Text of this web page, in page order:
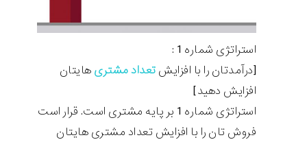
استراتژی شماره 1 :
[درآمدتان را با افزایش تعداد مشتری هایتان
افزایش دهید]
استراتژی شماره 1 بر پایه مشتری است. قرار است
فروش تان را با افزایش تعداد مشتری هایتان